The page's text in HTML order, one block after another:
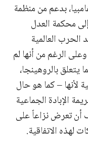
بدعم من منظمة
محكمة العدل
العالمية
الرغم من أنها لم
يتعلق بالروهينجا،
لأنها – كما هو حال
الإبادة الجماعية
أن تعرض نزاعاً على
لهذه الاتفاقية.